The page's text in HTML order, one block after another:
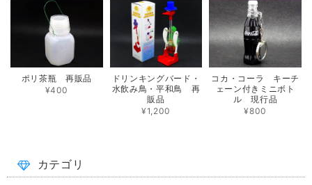
ポリ茶瓶 再販品
¥400
ドリンキングバード・
水飲み鳥・平和鳥 再
販品
¥1,200
コカ・コーラ キーチ
ェーン付きミニボト
ル 現行品
¥800
カテゴリ